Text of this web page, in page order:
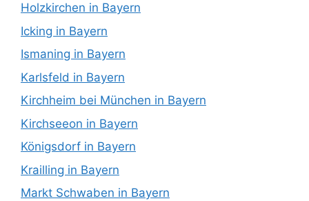
Holzkirchen in Bayern
Icking in Bayern
Ismaning in Bayern
Karlsfeld in Bayern
Kirchheim bei München in Bayern
Kirchseeon in Bayern
Königsdorf in Bayern
Krailling in Bayern
Markt Schwaben in Bayern